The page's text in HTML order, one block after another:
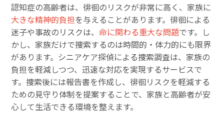
認知症の高齢者は、徘徊のリスクが非常に高く、家族に
大きな精神的負担を与えることがあります。徘徊による
迷子や事故のリスクは、命に関わる重大な問題です。し
かし、家族だけで捜索するのは時間的・体力的にも限界
があります。シニアケア探偵による捜索調査は、家族の
負担を軽減しつつ、迅速な対応を実現するサービスで
す。捜索後には報告書を作成し、徘徊リスクを軽減する
ための見守り体制を提案することで、家族と高齢者が安
心して生活できる環境を整えます。